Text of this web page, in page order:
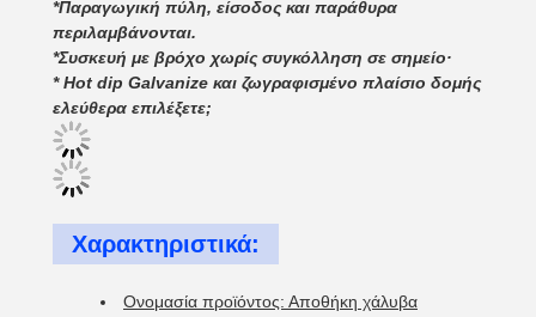
*Παραγωγική πύλη, είσοδος και παράθυρα
περιλαμβάνονται.
*Συσκευή με βρόχο χωρίς συγκόλληση σε σημείο·
* Hot dip Galvanize και ζωγραφισμένο πλαίσιο δομής
ελεύθερα επιλέξετε;
Χαρακτηριστικά:
Ονομασία προϊόντος: Αποθήκη χάλυβα